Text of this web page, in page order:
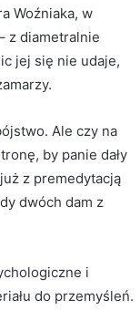
Woźniaka, w
z diametralnie
jej się nie udaje,
Ale czy na
by panie dały
z premedytacją
dwóch dam z
i
do przemyśleń.